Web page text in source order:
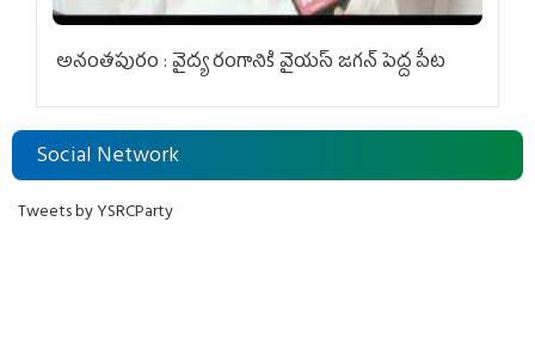
అనంతపురం : వైద్య రంగానికి వైయ‌స్ జ‌గ‌న్ పెద్ద పీట
Social Network
Tweets by YSRCParty